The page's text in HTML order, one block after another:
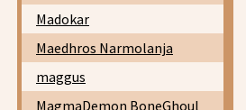
Madokar
Maedhros Narmolanja
maggus
MagmaDemon BoneGhoul